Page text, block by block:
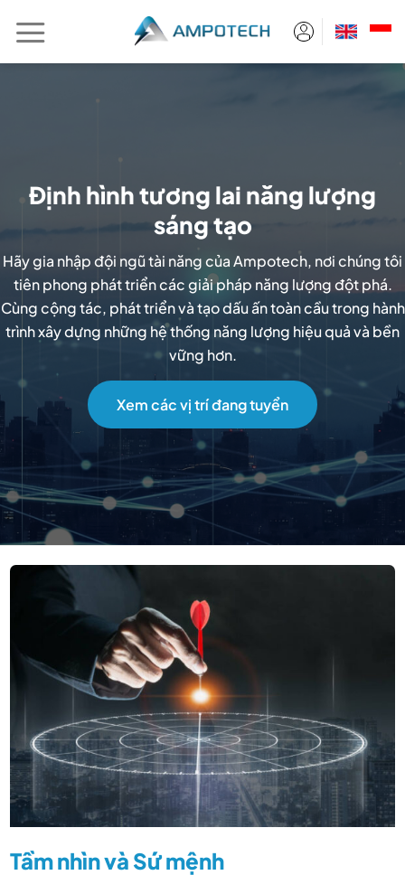
đến
Định hình tương lai năng lượng
sáng tạo
Hãy gia nhập đội ngũ tài năng của Ampotech, nơi chúng tôi
tiên phong phát triển các giải pháp năng lượng đột phá.
Cùng cộng tác, phát triển và tạo dấu ấn toàn cầu trong hành
trình xây dựng những hệ thống năng lượng hiệu quả và bền
vững hơn.
Xem các vị trí đang tuyển
Tầm nhìn và Sứ mệnh